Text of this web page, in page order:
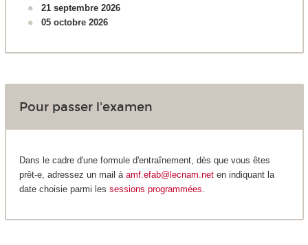
21 septembre 2026
05 octobre 2026
Pour passer l'examen
Dans le cadre d'une formule d'entraînement, dès que vous êtes
prêt-e, adressez un mail à amf.efab@lecnam.neten indiquant la
date choisie parmi les sessions programmées